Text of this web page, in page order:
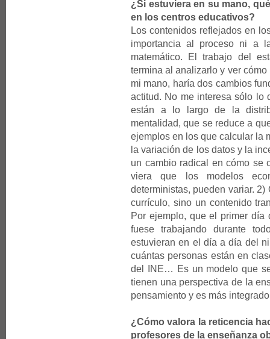
¿Si estuviera en su mano,
en los centros educativos?
Los contenidos reflejados en
importancia al proceso ni a
matemático. El trabajo del
termina al analizarlo y ver
mi mano, haría dos cambios
actitud. No me interesa sólo lo
están a lo largo de la
mentalidad, que se reduce a
ejemplos en los que calcular la
la variación de los datos y la
un cambio radical en cómo se
viera que los modelos
deterministas, pueden variar.
currículo, sino un contenido
Por ejemplo, que el primer
fuese trabajando durante
estuvieran en el día a día del
cuántas personas están en
del INE… Es un modelo que
tienen una perspectiva de la
pensamiento y es más
¿Cómo valora la reticencia
profesores de la enseñanza